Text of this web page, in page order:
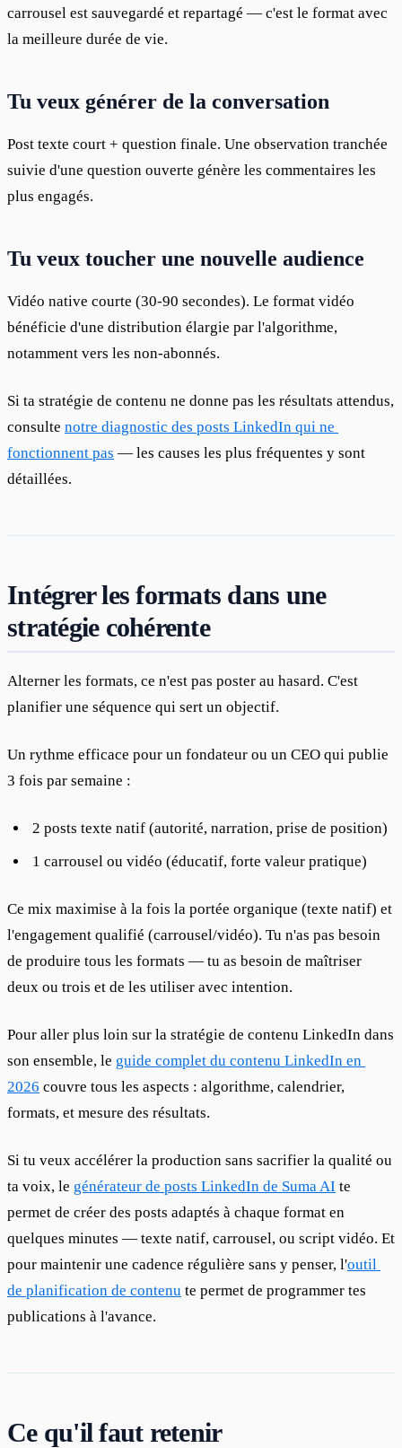
carrousel est sauvegardé et repartagé — c'est le format avec
la meilleure durée de vie.
Tu veux générer de la conversation
Post texte court + question finale. Une observation tranchée
suivie d'une question ouverte génère les commentaires les
plus engagés.
Tu veux toucher une nouvelle audience
Vidéo native courte (30-90 secondes). Le format vidéo
bénéficie d'une distribution élargie par l'algorithme,
notamment vers les non-abonnés.
Si ta stratégie de contenu ne donne pas les résultats attendus,
consulte notre diagnostic des posts LinkedIn qui ne
fonctionnent pas — les causes les plus fréquentes y sont
détaillées.
Intégrer les formats dans une
stratégie cohérente
Alterner les formats, ce n'est pas poster au hasard. C'est
planifier une séquence qui sert un objectif.
Un rythme efficace pour un fondateur ou un CEO qui publie
3 fois par semaine :
2 posts texte natif (autorité, narration, prise de position)
1 carrousel ou vidéo (éducatif, forte valeur pratique)
Ce mix maximise à la fois la portée organique (texte natif) et
l'engagement qualifié (carrousel/vidéo). Tu n'as pas besoin
de produire tous les formats — tu as besoin de maîtriser
deux ou trois et de les utiliser avec intention.
Pour aller plus loin sur la stratégie de contenu LinkedIn dans
son ensemble, le guide complet du contenu LinkedIn en
2026 couvre tous les aspects : algorithme, calendrier,
formats, et mesure des résultats.
Si tu veux accélérer la production sans sacrifier la qualité ou
ta voix, le générateur de posts LinkedIn de Suma AI te
permet de créer des posts adaptés à chaque format en
quelques minutes — texte natif, carrousel, ou script vidéo. Et
pour maintenir une cadence régulière sans y penser, l'outil
de planification de contenu te permet de programmer tes
publications à l'avance.
Ce qu'il faut retenir